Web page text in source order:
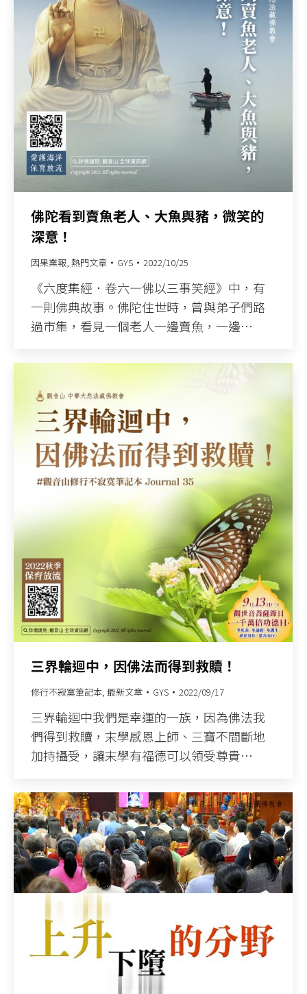
佛陀看到賣魚老人、大魚與豬，微笑的
深意！
因果業報, 熱門文章 GYS 2022/10/25
《六度集經．卷六—佛以三事笑經》中，有
一則佛典故事。佛陀住世時，曾與弟子們路
過市集，看見一個老人一邊賣魚，一邊…
三界輪迴中，因佛法而得到救贖！
修行不寂寞筆記本, 最新文章 GYS 2022/09/17
三界輪迴中我們是幸運的一族，因為佛法我
們得到救贖，末學感恩上師、三寶不間斷地
加持攝受，讓末學有福德可以領受尊貴…